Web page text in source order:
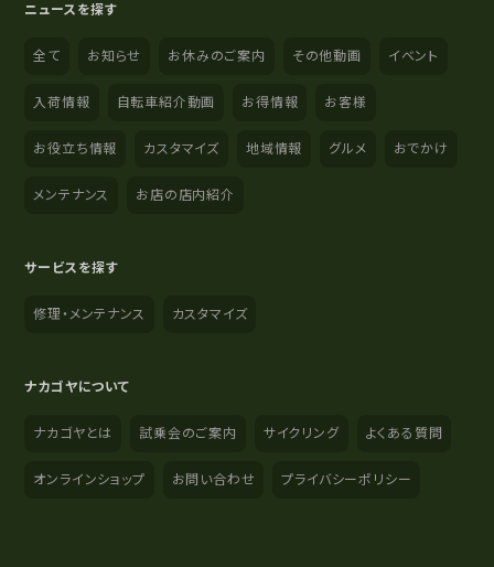
ニュースを探す
全て お知らせ お休みのご案内 その他動画 イベント
入荷情報 自転車紹介動画 お得情報 お客様
お役立ち情報 カスタマイズ 地域情報 グルメ おでかけ
メンテナンス お店の店内紹介
サービスを探す
修理・メンテナンス カスタマイズ
ナカゴヤについて
ナカゴヤとは 試乗会のご案内 サイクリング よくある質問
オンラインショップ お問い合わせ プライバシーポリシー